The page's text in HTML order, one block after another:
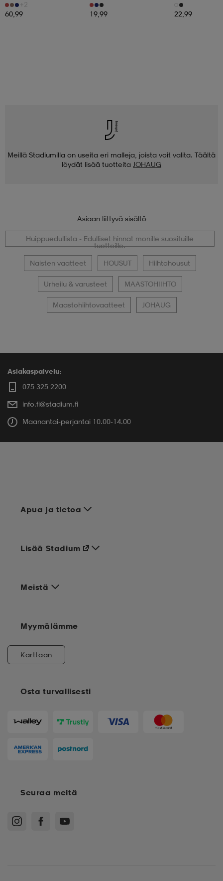
Sadetakki, Naisten
+2
60,99
Naisten
19,99
6pr-Bd
22,99
Meillä Stadiumilla on useita eri malleja, joista voit valita. Täältä
löydät lisää tuotteita JOHAUG
Asiaan liittyvä sisältö
Huippuedullista - Edulliset hinnat monille suosituille
tuotteille.
Naisten vaatteet HOUSUT Hiihtohousut
Urheilu & varusteet MAASTOHIIHTO
Maastohiihtovaatteet JOHAUG
Asiakaspalvelu:
075 325 2200
info.fi@stadium.fi
Maanantai-perjantai 10.00-14.00
Apua ja tietoa
Meistä
Osta turvallisesti
Lisää Stadium
Myymälämme
Karttaan
Seuraa meitä